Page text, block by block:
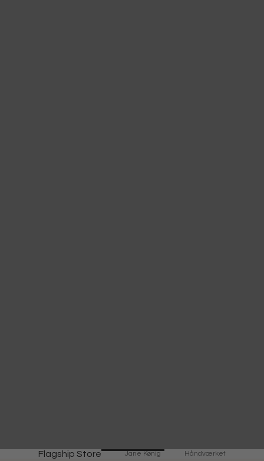
Flagship Store Jane Kønig Håndværket